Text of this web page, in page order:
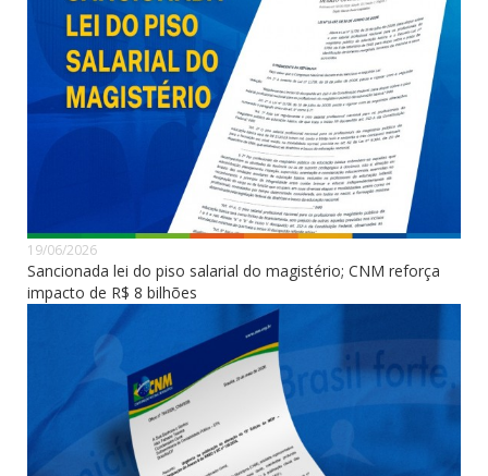
19/06/2026
Sancionada lei do piso salarial do magistério; CNM reforça
impacto de R$ 8 bilhões